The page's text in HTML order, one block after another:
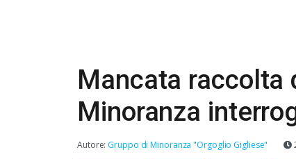
Mancata raccolta
Minoranza
Autore: Gruppo di Minoranza "Orgoglio Gigliese"